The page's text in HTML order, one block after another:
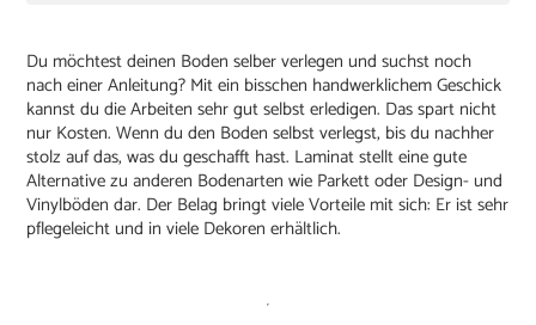
Du möchtest deinen Boden selber verlegen und suchst noch
nach einer Anleitung? Mit ein bisschen handwerklichem Geschick
kannst du die Arbeiten sehr gut selbst erledigen. Das spart nicht
nur Kosten. Wenn du den Boden selbst verlegst, bis du nachher
stolz auf das, was du geschafft hast. Laminat stellt eine gute
Alternative zu anderen Bodenarten wie Parkett oder Design- und
Vinylböden dar. Der Belag bringt viele Vorteile mit sich: Er ist sehr
pflegeleicht und in viele Dekoren erhältlich.